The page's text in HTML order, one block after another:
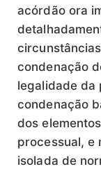
acórdão ora
condenação
legalidade da
condenação
dos
processual, e
isolada de